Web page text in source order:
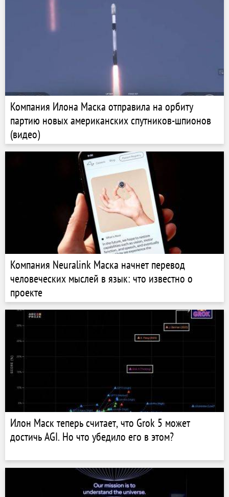
Компания Илона Маска отправила на орбиту
партию новых американских спутников-шпионов
(видео)
Компания Neuralink Маска начнет перевод
человеческих мыслей в язык: что известно о
проекте
Илон Маск теперь считает, что Grok 5 может
достичь AGI. Но что убедило его в этом?